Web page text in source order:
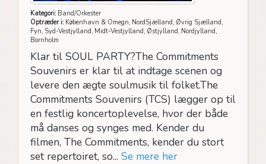
Kategori:Band/Orkester
Optræder i:København & Omegn, NordSjælland, Øvrig Sjælland,
Fyn, Syd-Vestjylland, Midt-Vestjylland, Østjylland, Nordjylland,
Bornholm
Klar til SOUL PARTY?The Commitments
Souvenirs er klar til at indtage scenen og
levere den ægte soulmusik til folket.The
Commitments Souvenirs (TCS) lægger op til
en festlig koncertoplevelse, hvor der både
må danses og synges med. Kender du
filmen, The Commitments, kender du stort
set repertoiret, so... Se mere her